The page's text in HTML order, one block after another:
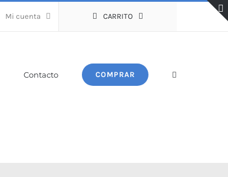
Mi cuenta CARRITO
Contacto COMPRAR